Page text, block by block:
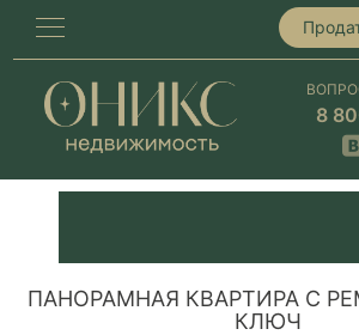
8
ПАНОРАМНАЯ КВАРТИРА С
КЛЮЧ